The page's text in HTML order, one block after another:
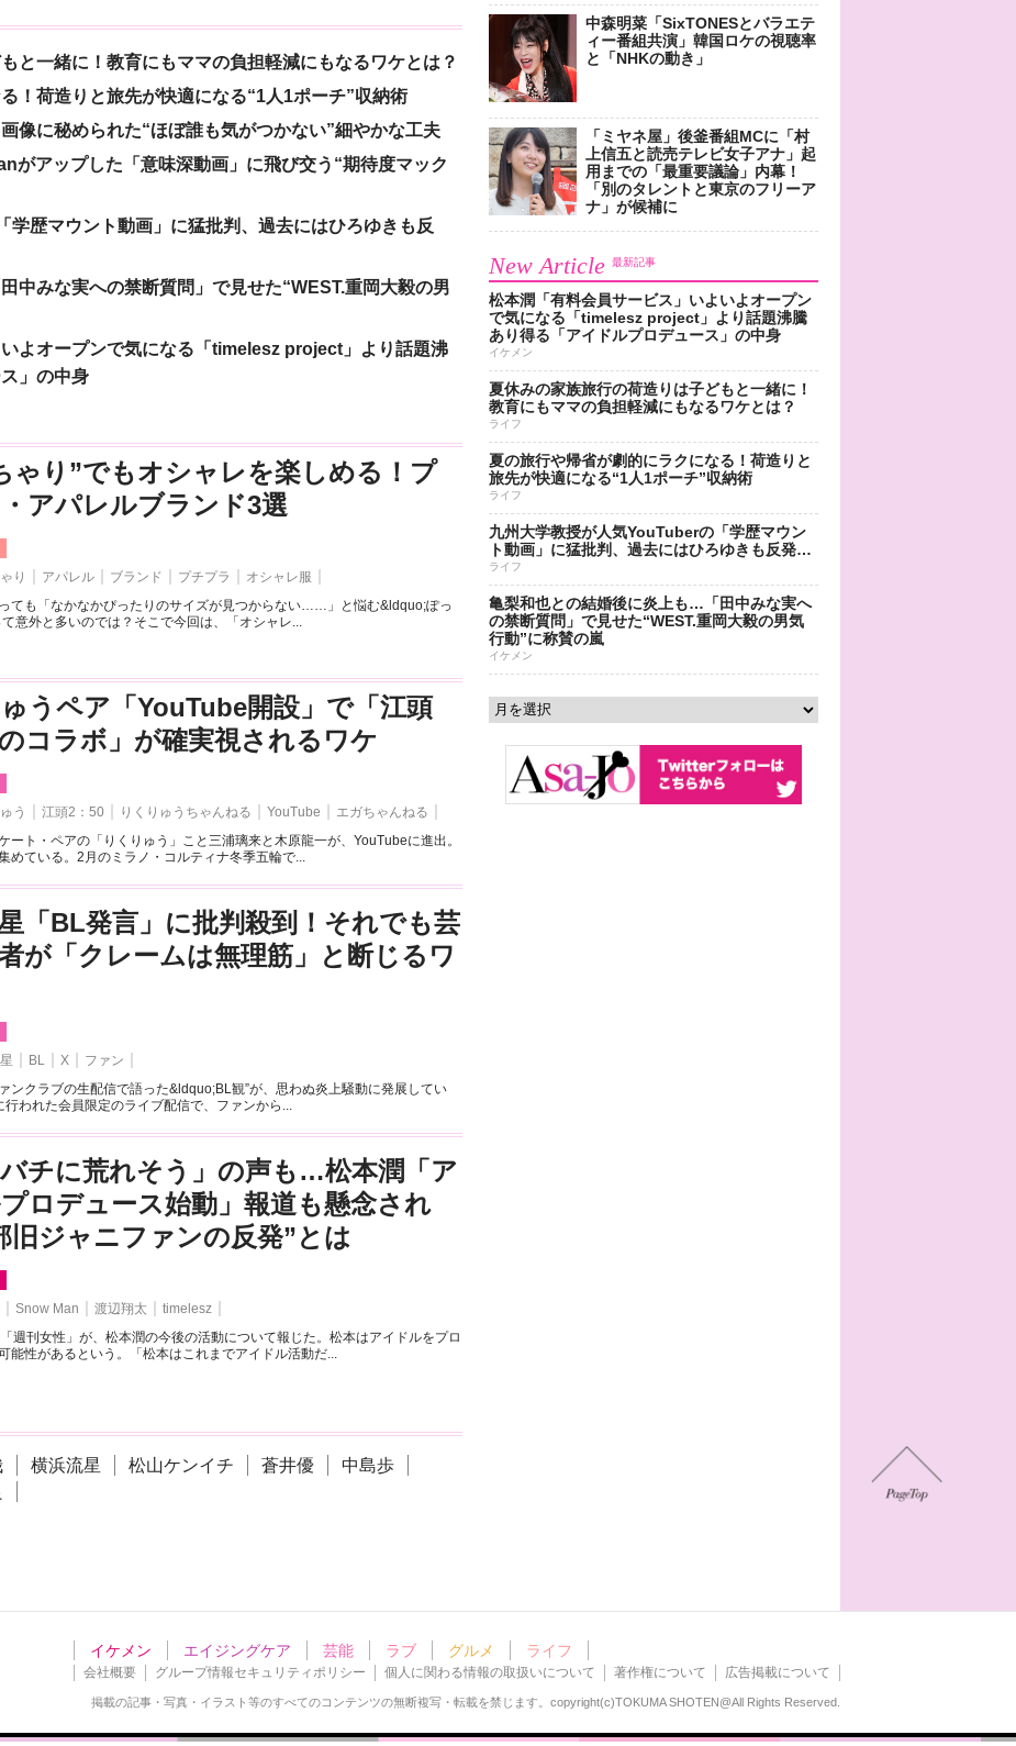
と一緒に！教育にもママの負担軽減にもなるワケとは？
！荷造りと旅先が快適になる“1人1ポーチ”収納術
像に秘められた“ほぼ誰も気がつかない”細やかな工夫
がアップした「意味深動画」に飛び交う“期待度マック
歴マウント動画」に猛批判、過去にはひろゆきも反
中みな実への禁断質問」で見せた“WEST.重岡大毅の男
よオープンで気になる「timelesz project」より話題沸
」の中身
ゃり”でもオシャレを楽しめる！プ
アパレルブランド3選
り アパレル ブランド プチプラ
オシャレ服
ても「なかなかぴったりのサイズが見つからない……」と悩む&ldquo;ぽっ
て意外と多いのでは？そこで今回は、「オシャレ...
うペア「YouTube開設」で「江頭
コラボ」が確実視されるワケ
う 江頭2：50 りくりゅうちゃんねる YouTube
エガちゃんねる
ート・ペアの「りくりゅう」こと三浦璃来と木原龍一が、YouTubeに進出。
めている。2月のミラノ・コルティナ冬季五輪で...
「BL発言」に批判殺到！それでも芸
が「クレームは無理筋」と断じるワ
BL X
ファン
ンクラブの生配信で語った&ldquo;BL観”が、思わぬ炎上騒動に発展してい
行われた会員限定のライブ配信で、ファンから...
バチに荒れそう」の声も…松本潤「ア
ロデュース始動」報道も懸念され
旧ジャニファンの反発”とは
Snow Man 渡辺翔太
timelesz
週刊女性」が、松本潤の今後の活動について報じた。松本はアイドルをプロ
能性があるという。「松本はこれまでアイドル活動だ...
横浜流星 松山ケンイチ 蒼井優
中島歩
中森明菜「SixTONESとバラエテ
ィー番組共演」韓国ロケの視聴率
と「NHKの動き」
「ミヤネ屋」後釜番組MCに「村
上信五と読売テレビ女子アナ」起
用までの「最重要議論」内幕！
「別のタレントと東京のフリーア
ナ」が候補に
New Article 最新記事
松本潤「有料会員サービス」いよいよオープン
で気になる「timelesz project」より話題沸騰
あり得る「アイドルプロデュース」の中身
イケメン
夏休みの家族旅行の荷造りは子どもと一緒に！
教育にもママの負担軽減にもなるワケとは？
ライフ
夏の旅行や帰省が劇的にラクになる！荷造りと
旅先が快適になる“1人1ポーチ”収納術
ライフ
九州大学教授が人気YouTuberの「学歴マウン
ト動画」に猛批判、過去にはひろゆきも反発…
ライフ
亀梨和也との結婚後に炎上も…「田中みな実へ
の禁断質問」で見せた“WEST.重岡大毅の男気
行動”に称賛の嵐
イケメン
イケメン エイジングケア 芸能 ラブ グルメ ライフ
会社概要 グループ情報セキュリティポリシー 個人に関わる情報の取扱いについて 著作権について 広告掲載について
掲載の記事・写真・イラスト等のすべてのコンテンツの無断複写・転載を禁じます。 copyright(c)TOKUMA SHOTEN@All Rights Reserved.